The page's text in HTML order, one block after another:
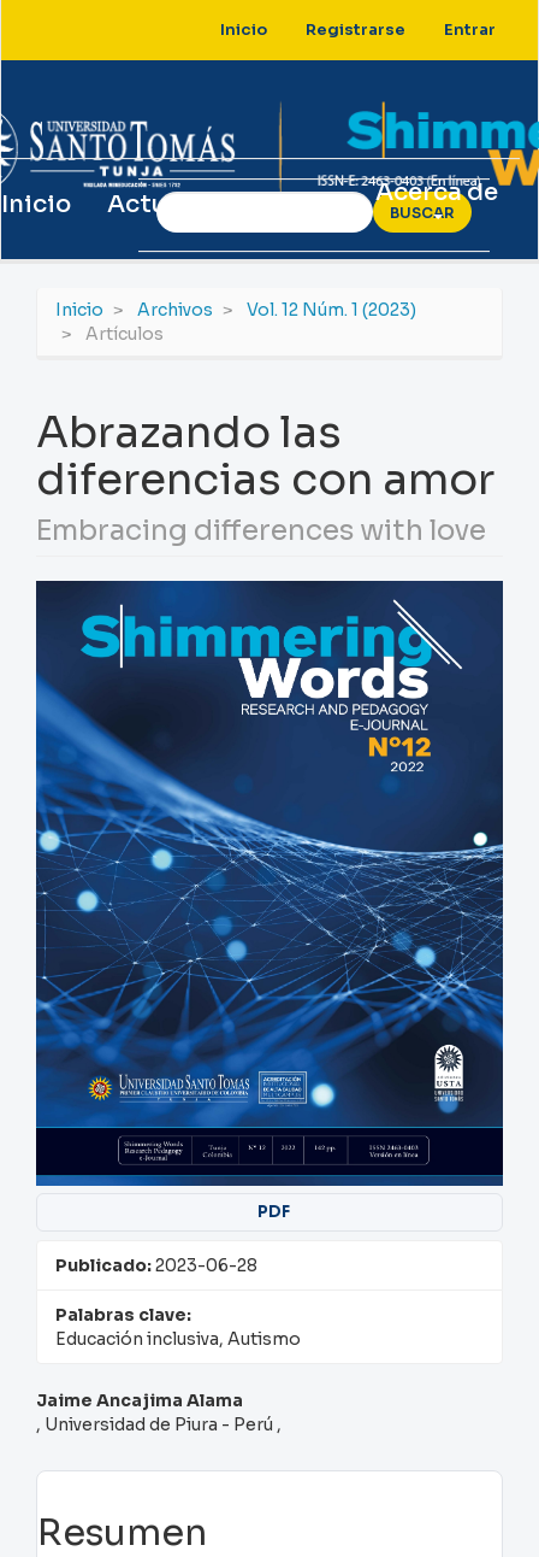
Contenido
lateral
Inicio Registrarse Entrar
Inicio Actual Acerca de
BUSCAR
Inicio Archivos
Vol. 12 Núm. 1 (2023)
Artículos
Abrazando las
diferencias con amor
Embracing differences with love
Barra
lateral
del
artículo
PDF
Publicado:2023-06-28
Palabras clave:
Educación inclusiva, Autismo
Contenido
principal
del
artículo
Jaime Ancajima Alama
, Universidad de Piura - Perú ,
Resumen